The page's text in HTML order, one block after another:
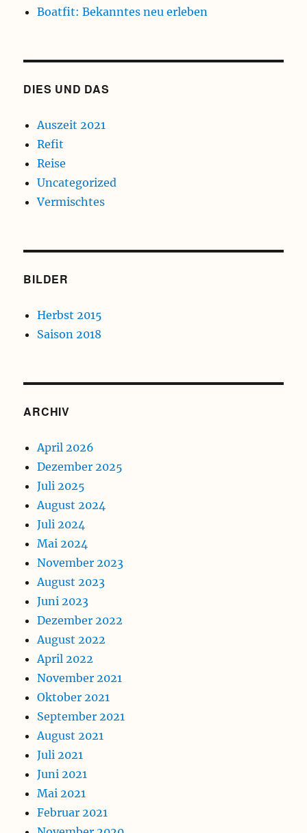
Boatfit: Bekanntes neu erleben
DIES UND DAS
Auszeit 2021
Refit
Reise
Uncategorized
Vermischtes
BILDER
Herbst 2015
Saison 2018
ARCHIV
April 2026
Dezember 2025
Juli 2025
August 2024
Juli 2024
Mai 2024
November 2023
August 2023
Juni 2023
Dezember 2022
August 2022
April 2022
November 2021
Oktober 2021
September 2021
August 2021
Juli 2021
Juni 2021
Mai 2021
Februar 2021